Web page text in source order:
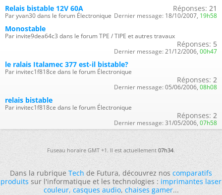
Relais bistable 12V 60A
Par yvan30 dans le forum Électronique
Réponses: 21
Dernier message: 18/10/2007, 19h58
Monostable
Par invite9dea64c3 dans le forum TPE / TIPE et autres travaux
Réponses: 5
Dernier message: 21/12/2006, 00h47
le ralais Italamec 377 est-il bistable?
Par invitec1f818ce dans le forum Électronique
Réponses: 2
Dernier message: 05/06/2006, 08h08
relais bistable
Par invitec1f818ce dans le forum Électronique
Réponses: 2
Dernier message: 31/05/2006, 07h58
Fuseau horaire GMT +1. Il est actuellement07h34.
Dans la rubriqueTechde Futura, découvrez noscomparatifs
produitssur l'informatique et les technologies :imprimantes laser
couleur,casques audio,chaises gamer...